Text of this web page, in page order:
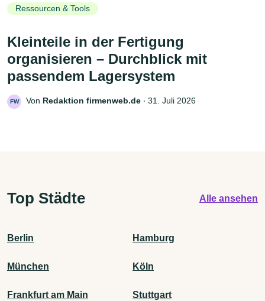
Ressourcen & Tools
Kleinteile in der Fertigung
organisieren – Durchblick mit
passendem Lagersystem
FW Von Redaktion firmenweb.de ‧ 31. Juli 2026
Top Städte Alle ansehen
Berlin Hamburg
München Köln
Frankfurt am Main Stuttgart